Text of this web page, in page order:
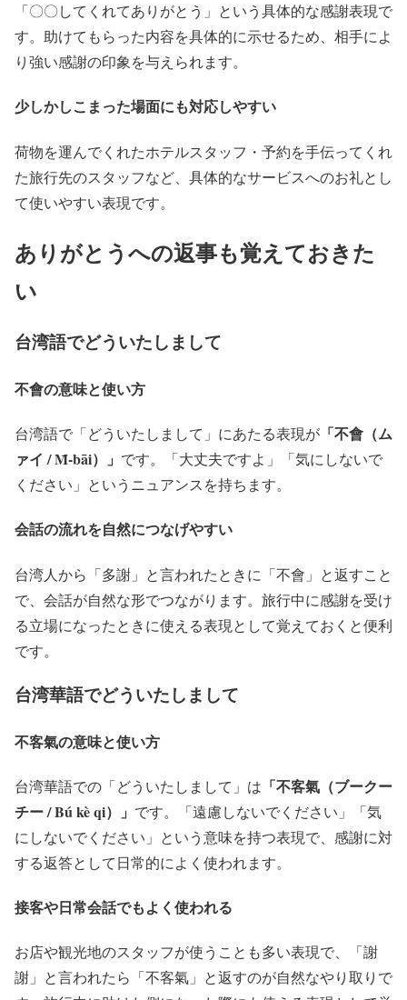
「〇〇してくれてありがとう」という具体的な感謝表現で
す。助けてもらった内容を具体的に示せるため、相手によ
り強い感謝の印象を与えられます。
少しかしこまった場面にも対応しやすい
荷物を運んでくれたホテルスタッフ・予約を手伝ってくれ
た旅行先のスタッフなど、具体的なサービスへのお礼とし
て使いやすい表現です。
ありがとうへの返事も覚えておきた
い
台湾語でどういたしまして
不會の意味と使い方
台湾語で「どういたしまして」にあたる表現が 「不會（ム
ァイ / M̄-bāi）」 です。「大丈夫ですよ」「気にしないで
ください」というニュアンスを持ちます。
会話の流れを自然につなげやすい
台湾人から「多謝」と言われたときに「不會」と返すこと
で、会話が自然な形でつながります。旅行中に感謝を受け
る立場になったときに使える表現として覚えておくと便利
です。
台湾華語でどういたしまして
不客氣の意味と使い方
台湾華語での「どういたしまして」は 「不客氣（ブークー
チー / Bú kè qi）」 です。「遠慮しないでください」「気
にしないでください」という意味を持つ表現で、感謝に対
する返答として日常的によく使われます。
接客や日常会話でもよく使われる
お店や観光地のスタッフが使うことも多い表現で、「謝
謝」と言われたら「不客氣」と返すのが自然なやり取りで